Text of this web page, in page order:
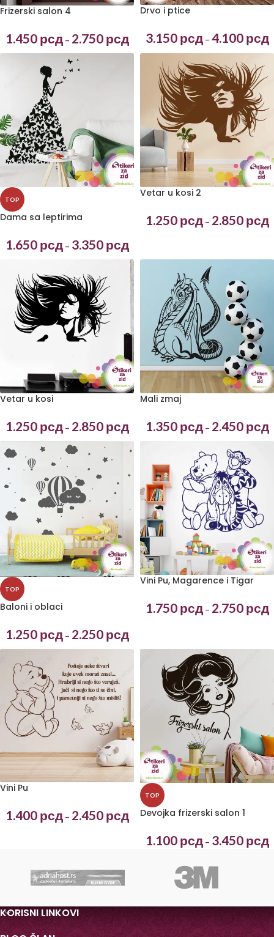
Frizerski salon 4
1.450 рсд – 2.750 рсд
Drvo i ptice
3.150 рсд – 4.100 рсд
TOP
Dama sa leptirima
1.650 рсд – 3.350 рсд
Vetar u kosi 2
1.250 рсд – 2.850 рсд
Vetar u kosi
1.250 рсд – 2.850 рсд
Mali zmaj
1.350 рсд – 2.450 рсд
TOP
Baloni i oblaci
1.250 рсд – 2.250 рсд
Vini Pu, Magarence i Tigar
1.750 рсд – 2.750 рсд
Vini Pu
1.400 рсд – 2.450 рсд
TOP
Devojka frizerski salon 1
1.100 рсд – 3.450 рсд
KORISNI LINKOVI